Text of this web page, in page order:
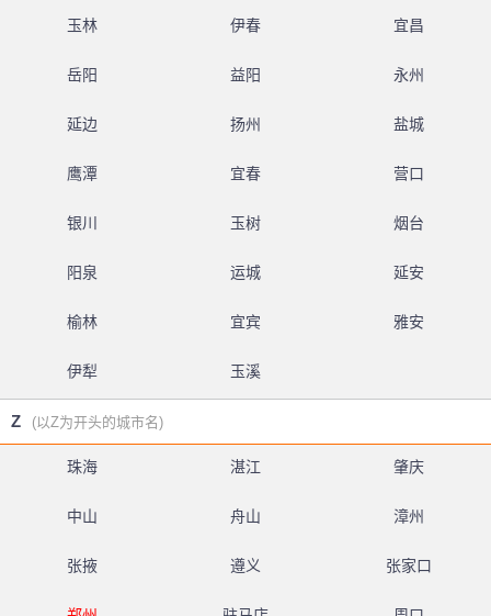
玉林 伊春 宜昌
岳阳 益阳 永州
延边 扬州 盐城
鹰潭 宜春 营口
银川 玉树 烟台
阳泉 运城 延安
榆林 宜宾 雅安
伊犁 玉溪
Z (以Z为开头的城市名)
珠海 湛江 肇庆
中山 舟山 漳州
张掖 遵义 张家口